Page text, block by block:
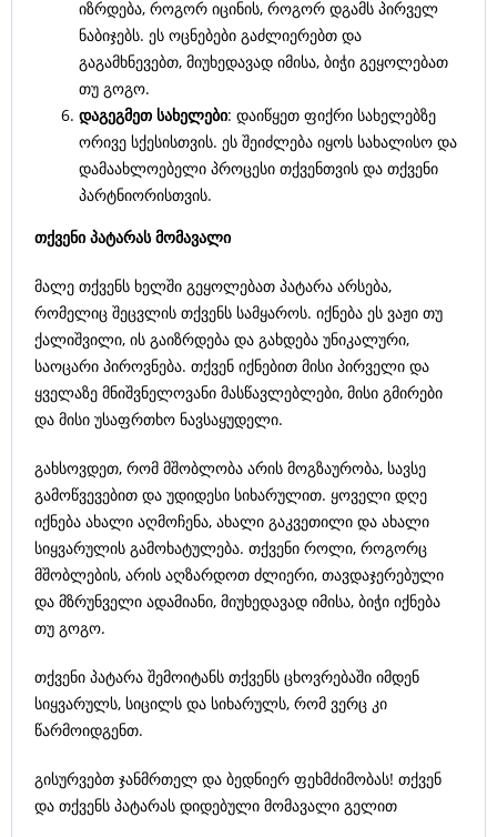
იზრდება, როგორ იცინის, როგორ დგამს პირველ
ნაბიჯებს. ეს ოცნებები გაძლიერებთ და
გაგამხნევებთ, მიუხედავად იმისა, ბიჭი გეყოლებათ
თუ გოგო.
დაგეგმეთ სახელები: დაიწყეთ ფიქრი სახელებზე
ორივე სქესისთვის. ეს შეიძლება იყოს სახალისო და
დამაახლოებელი პროცესი თქვენთვის და თქვენი
პარტნიორისთვის.
თქვენი პატარასმომავალი
მალე თქვენს ხელში გეყოლებათ პატარა არსება,
რომელიც შეცვლის თქვენს სამყაროს. იქნება ეს ვაჟი თუ
ქალიშვილი, ის გაიზრდება და გახდება უნიკალური,
საოცარი პიროვნება. თქვენ იქნებით მისი პირველი და
ყველაზე მნიშვნელოვანი მასწავლებლები, მისი გმირები
და მისი უსაფრთხო ნავსაყუდელი.
გახსოვდეთ, რომ მშობლობა არის მოგზაურობა, სავსე
გამოწვევებით და უდიდესი სიხარულით. ყოველი დღე
იქნება ახალი აღმოჩენა, ახალი გაკვეთილი და ახალი
სიყვარულის გამოხატულება. თქვენი როლი, როგორც
მშობლების, არის აღზარდოთ ძლიერი, თავდაჯერებული
და მზრუნველი ადამიანი, მიუხედავად იმისა, ბიჭი იქნება
თუ გოგო.
თქვენი პატარა შემოიტანს თქვენს ცხოვრებაში იმდენ
სიყვარულს, სიცილს და სიხარულს, რომ ვერც კი
წარმოიდგენთ.
გისურვებთ ჯანმრთელ და ბედნიერ ფეხმძიმობას! თქვენ
და თქვენს პატარას დიდებული მომავალი გელით